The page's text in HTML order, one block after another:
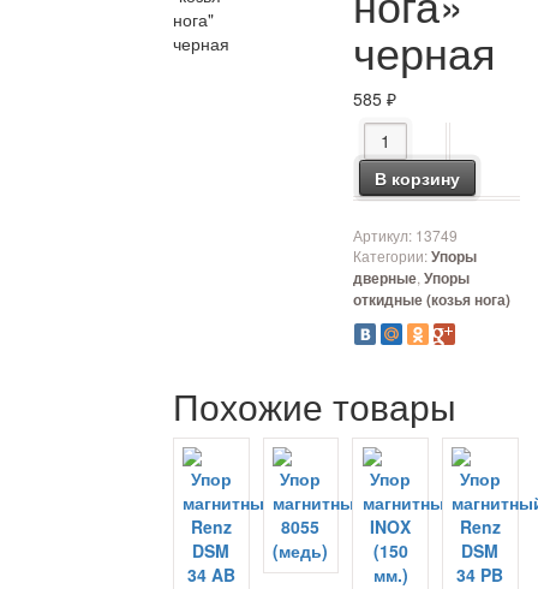
черная
585₽
Количество товара
В корзину
Артикул: 13749
Категории:Упоры
дверные,Упоры
откидные (козья нога)
Похожие товары